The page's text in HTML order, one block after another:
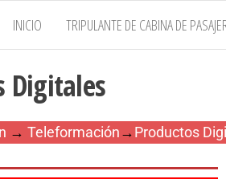
INICIO TRIPULANTE DE CABINA DE
Digitales
→ Teleformación→Productos